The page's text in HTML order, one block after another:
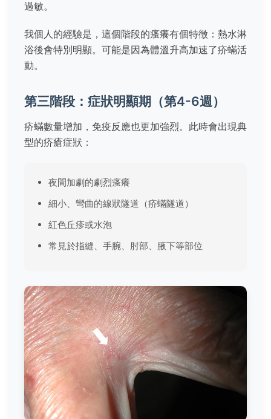
過敏。
我個人的經驗是，這個階段的瘙癢有個特徵：熱水淋
浴後會特別明顯。可能是因為體溫升高加速了疥蟎活
動。
第三階段：症狀明顯期（第4-6週）
疥蟎數量增加，免疫反應也更加強烈。此時會出現典
型的疥瘡症狀：
夜間加劇的劇烈瘙癢
細小、彎曲的線狀隧道（疥蟎隧道）
紅色丘疹或水泡
常見於指縫、手腕、肘部、腋下等部位